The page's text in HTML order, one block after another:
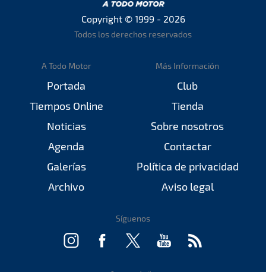
Copyright © 1999 - 2026
Todos los derechos reservados
A Todo Motor
Portada
Tiempos Online
Noticias
Agenda
Galerías
Archivo
Más Información
Club
Tienda
Sobre nosotros
Contactar
Política de privacidad
Aviso legal
Síguenos